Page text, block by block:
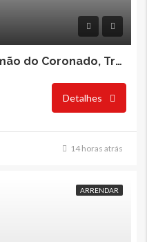
Loja com 160m2, São Romão do Coronado, Trofa
Detalhes
14 horas atrás
ARRENDAR